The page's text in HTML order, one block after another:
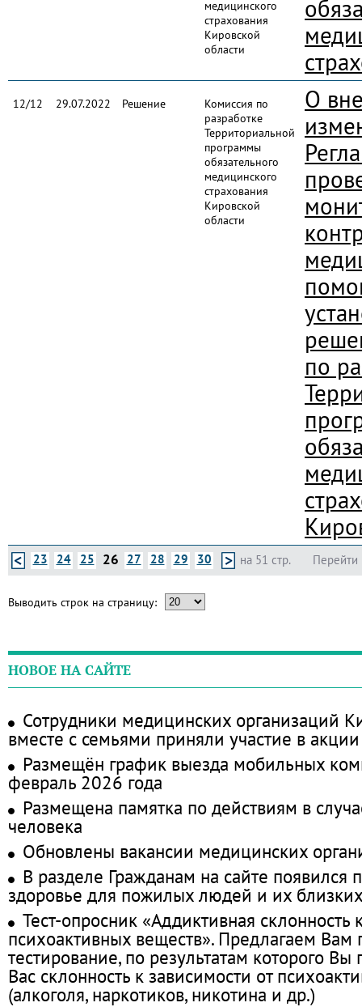
медицинского
страхования
Кировской
области
12/12 29.07.2022 Решение
Комиссия по
разработке
Территориальной
программы
обязательного
медицинского
страхования
Кировской
области
О
по
Перейти
23 24 25 26 27 28 29 30 на 51 стр.
Выводить строк на страницу:
НОВОЕ НА САЙТЕ
Сотрудники медицинских организаций
вместе с семьями приняли участие в
Размещён график выезда мобильных
февраль 2026 года
Размещена памятка по действиям в
человека
Обновлены вакансии медицинских
В разделе Гражданам на сайте появился
здоровье для пожилых людей и их
Тест-опросник «Аддиктивная склонность
психоактивных веществ». Предлагаем
тестирование, по результатам которого Вы
Вас склонность к зависимости от
(алкоголя, наркотиков, никотина и др.)